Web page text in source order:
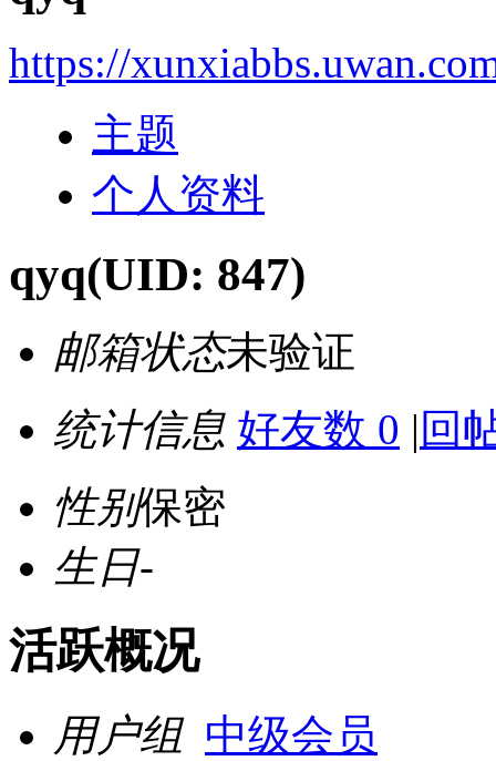
https://
主题
个人资料
qyq(UID: 847)
邮箱状态未验证
统计信息 好友数 0 | 回
性别保密
生日-
活跃概况
用户组 中级会员